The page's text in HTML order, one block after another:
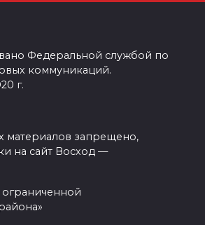
Федеральной службой по
коммуникаций.
г.
материалов запрещено,
на сайт Восход —